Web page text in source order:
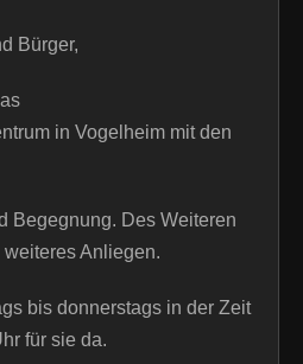
Bürger,
in Vogelheim mit den
Begegnung. Des Weiteren
Anliegen.
bis donnerstags in der Zeit
für sie da.